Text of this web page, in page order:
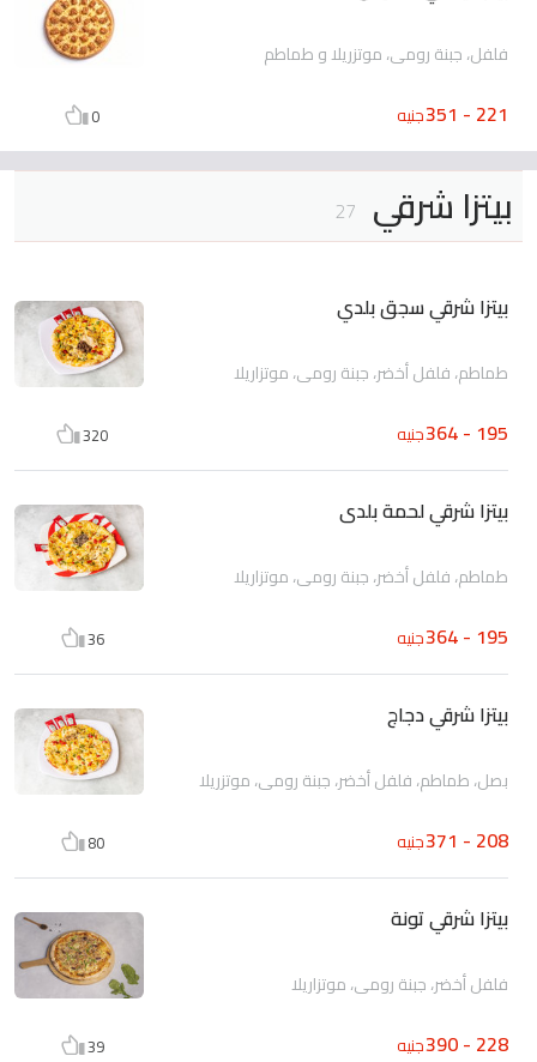
فلفل، جبنة رومى، موتزريلا و طماطم
221 - 351 جنيه 0
بيتزا شرقي 27
بيتزا شرقي سجق بلدي
طماطم، فلفل أخضر، جبنة رومى، موتزاريلا
195 - 364 جنيه 320
بيتزا شرقي لحمة بلدى
طماطم، فلفل أخضر، جبنة رومى، موتزاريلا
195 - 364 جنيه 36
بيتزا شرقي دجاج
بصل، طماطم، فلفل أخضر، جبنة رومى، موتزريلا
208 - 371 جنيه 80
بيتزا شرقي تونة
فلفل أخضر، جبنة رومى، موتزاريلا
228 - 390 جنيه 39